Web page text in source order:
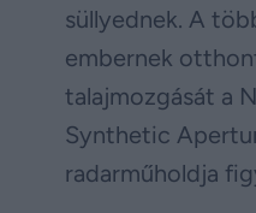
süllyednek. A
embernek
talajmozgását a
Synthetic
radarműholdja